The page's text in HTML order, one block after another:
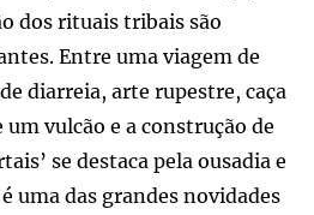
dos rituais tribais são
Entre uma viagem de
diarreia, arte rupestre, caça
um vulcão e a construção de
se destaca pela ousadia e
uma das grandes novidades